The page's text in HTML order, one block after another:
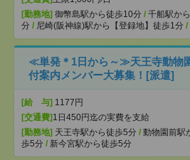
[勤務地] 御幣島駅から徒歩10分 / 千船駅か
分 / 尼崎(阪神線)駅から【登録地】徒歩1分 /
≪単発＊1日から～≫天王寺動物
付案内メンバー大募集！[派遣]
[給 与] 1177円
[交通費] 1日450円迄の実費を支給
[勤務地] 天王寺駅から徒歩5分 / 動物園前駅
歩5分 / 新今宮駅から徒歩5分